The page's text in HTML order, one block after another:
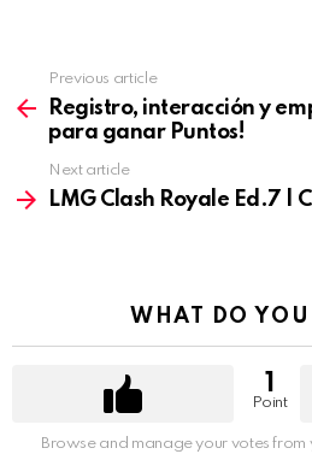
more
Previous article
Registro, interacción y
para ganar Puntos!
Next article
LMG Clash Royale Ed.7 |
WHAT DO
Point
Browse and manage your votes